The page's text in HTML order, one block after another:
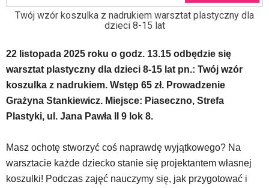
jest
Na
stronie
mogą
znajdować
powszechnie
elementy
portalu
Twój wzór koszulka z nadrukiem warsztat plastyczny dla
dzieci 8-15 lat
22 listopada 2025 roku o godz. 13.15 odbędzie się
warsztat plastyczny dla dzieci 8-15 lat pn.: Twój wzór
koszulka z nadrukiem. Wstęp 65 zł. Prowadzenie
Grażyna Stankiewicz. Miejsce: Piaseczno, Strefa
Plastyki, ul. Jana Pawła II 9 lok 8.
Masz ochotę stworzyć coś naprawdę wyjątkowego? Na
warsztacie każde dziecko stanie się projektantem własnej
koszulki! Podczas zajęć nauczymy się, jak przygotować i